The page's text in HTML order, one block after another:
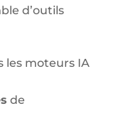
d’outils
les moteurs IA
de